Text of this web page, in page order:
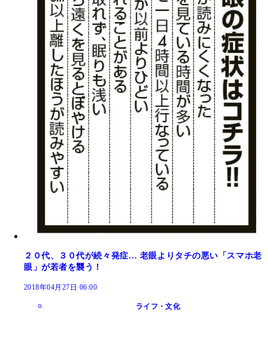
２０代、３０代が続々発症… 老眼よりタチの悪い「スマホ老
眼」が若者を襲う！
2018年04月27日 06:00
ライフ・文化